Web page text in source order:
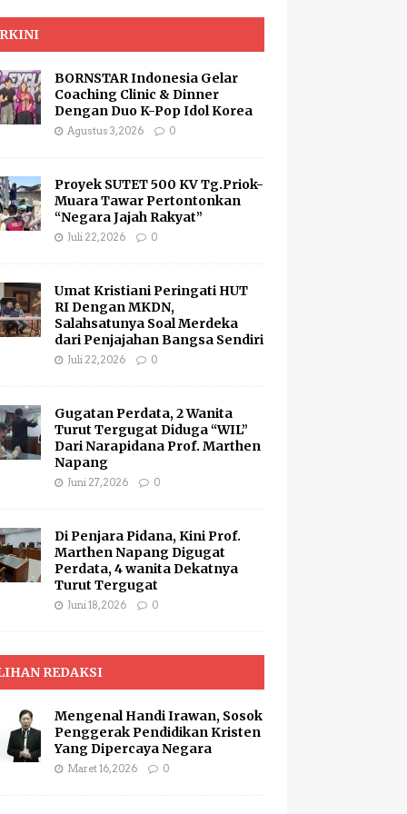
BORNSTAR Indonesia Gelar
Coaching Clinic & Dinner
Dengan Duo K-Pop Idol Korea
Agustus 3, 2026 0
Proyek SUTET 500 KV Tg.Priok-
Muara Tawar Pertontonkan
“Negara Jajah Rakyat”
Juli 22, 2026 0
Umat Kristiani Peringati HUT
RI Dengan MKDN,
Salahsatunya Soal Merdeka
dari Penjajahan Bangsa Sendiri
Juli 22, 2026 0
Gugatan Perdata, 2 Wanita
Turut Tergugat Diduga “WIL”
Dari Narapidana Prof. Marthen
Napang
Juni 27, 2026 0
Di Penjara Pidana, Kini Prof.
Marthen Napang Digugat
Perdata, 4 wanita Dekatnya
Turut Tergugat
Juni 18, 2026 0
REDAKSI
Mengenal Handi Irawan, Sosok
Penggerak Pendidikan Kristen
Yang Dipercaya Negara
Maret 16, 2026 0